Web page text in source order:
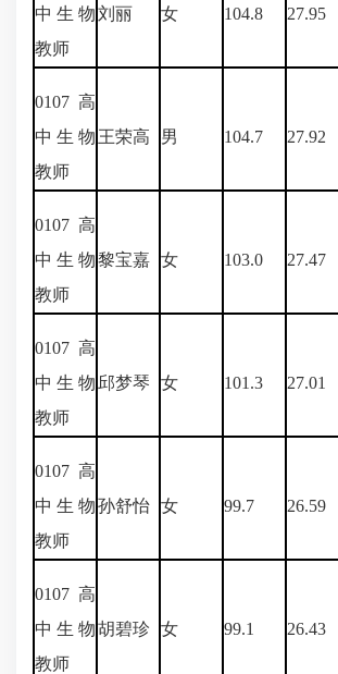
中生物
教师
刘丽 女 104.8 27.95
0107 高
中生物
教师
王荣高 男 104.7 27.92
0107 高
中生物
教师
黎宝嘉 女 103.0 27.47
0107 高
中生物
教师
邱梦琴 女 101.3 27.01
0107 高
中生物
教师
孙舒怡 女 99.7 26.59
0107 高
中生物
教师
胡碧珍 女 99.1 26.43